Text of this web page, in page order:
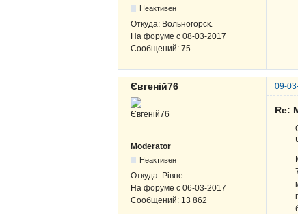
Неактивен
Откуда: Вольногорск.
На форуме с 08-03-2017
Сообщений: 75
Євгеній76 09-
Moderator
Неактивен
Откуда: Рівне
На форуме с 06-03-2017
Сообщений: 13 862
Re: